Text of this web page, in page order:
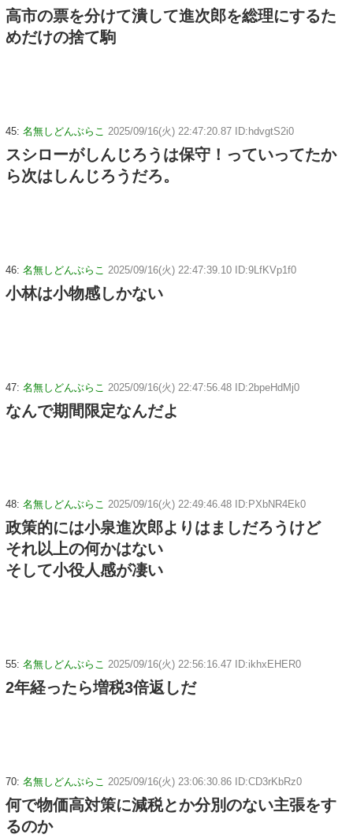
高市の票を分けて潰して進次郎を総理にするた
めだけの捨て駒
45: 名無しどんぶらこ 2025/09/16(火) 22:47:20.87 ID:hdvgtS2i0
スシローがしんじろうは保守！っていってたか
ら次はしんじろうだろ。
46: 名無しどんぶらこ 2025/09/16(火) 22:47:39.10 ID:9LfKVp1f0
小林は小物感しかない
47: 名無しどんぶらこ 2025/09/16(火) 22:47:56.48 ID:2bpeHdMj0
なんで期間限定なんだよ
48: 名無しどんぶらこ 2025/09/16(火) 22:49:46.48 ID:PXbNR4Ek0
政策的には小泉進次郎よりはましだろうけど
それ以上の何かはない
そして小役人感が凄い
55: 名無しどんぶらこ 2025/09/16(火) 22:56:16.47 ID:ikhxEHER0
2年経ったら増税3倍返しだ
70: 名無しどんぶらこ 2025/09/16(火) 23:06:30.86 ID:CD3rKbRz0
何で物価高対策に減税とか分別のない主張をす
るのか